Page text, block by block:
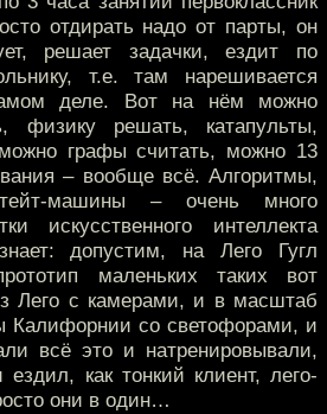
отдирать надо от парты, он
решает задачки, ездит по
т.е. там нарешивается
деле. Вот на нём можно
физику решать, катапульты,
графы считать, можно 13
– вообще всё. Алгоритмы,
машины – очень много
искусственного интеллекта
допустим, на Лего Гугл
маленьких таких вот
Лего с камерами, и в масштаб
Калифорнии со светофорами, и
всё это и натренировывали,
как тонкий клиент, лего-
они в один…